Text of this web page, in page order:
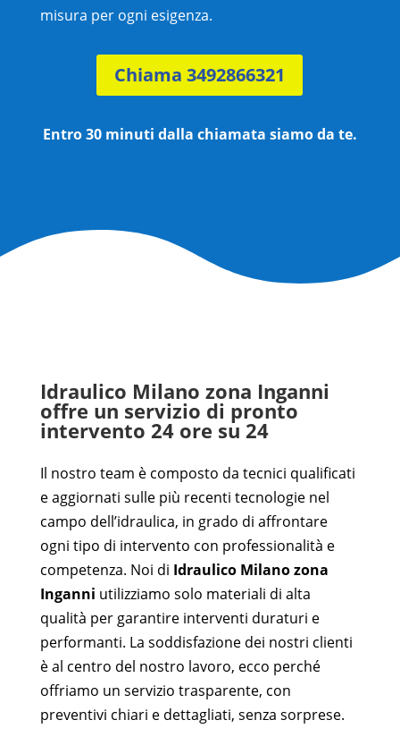
misura per ogni esigenza.
Chiama 3492866321
Entro 30 minuti dalla chiamata siamo da te.
Idraulico Milano zona Inganni
offre un servizio di pronto
intervento 24 ore su 24
Il nostro team è composto da tecnici qualificati
e aggiornati sulle più recenti tecnologie nel
campo dell’idraulica, in grado di affrontare
ogni tipo di intervento con professionalità e
competenza. Noi di Idraulico Milano zona
Inganni utilizziamo solo materiali di alta
qualità per garantire interventi duraturi e
performanti. La soddisfazione dei nostri clienti
è al centro del nostro lavoro, ecco perché
offriamo un servizio trasparente, con
preventivi chiari e dettagliati, senza sorprese.